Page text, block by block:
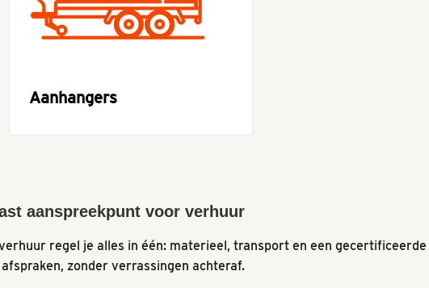
Aanhangers
aanspreekpunt voor verhuur
regel je alles in één: materieel, transport en een
zonder verrassingen achteraf.